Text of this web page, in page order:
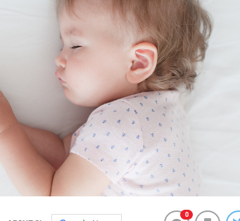
0